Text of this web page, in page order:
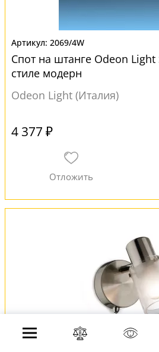
2069/4W
Спот на штанге Odeon Light
стиле модерн
Odeon Light (Италия)
4 377 ₽